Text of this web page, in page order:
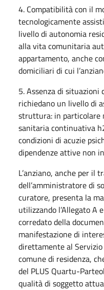
4. Compatibilità con il
tecnologicamente
livello di autonomia
alla vita comunitaria
appartamento, anche
domiciliari di cui
5. Assenza di
richiedano un livello di
struttura: in particolare
sanitaria continuativa
condizioni di acuzie
dipendenze attive non
L’anziano, anche per il
dell’amministratore di
curatore, presenta la
utilizzando l’Allegato A
corredato della
manifestazione di
direttamente al Servizio
comune di residenza,
del PLUS Quartu-
qualità di soggetto